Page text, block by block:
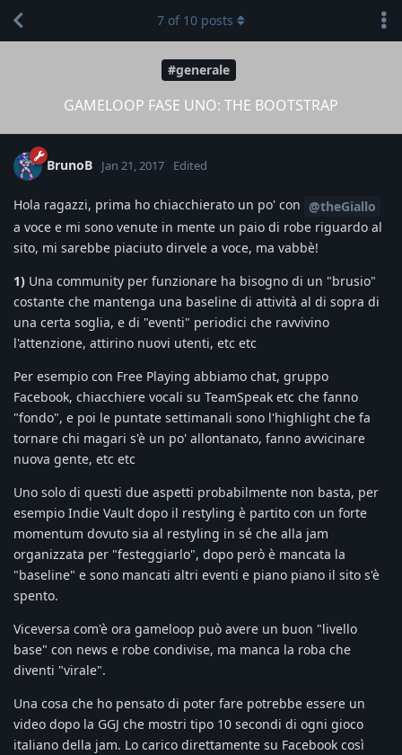
#generale
GAMELOOP FASE UNO: THE BOOTSTRAP
7 of 10 posts
BrunoB Jan 21, 2017 Edited
Hola ragazzi, prima ho chiacchierato un po' con @theGiallo
a voce e mi sono venute in mente un paio di robe riguardo al
sito, mi sarebbe piaciuto dirvele a voce, ma vabbè!
1) Una community per funzionare ha bisogno di un "brusio"
costante che mantenga una baseline di attività al di sopra di
una certa soglia, e di "eventi" periodici che ravvivino
l'attenzione, attirino nuovi utenti, etc etc
Per esempio con Free Playing abbiamo chat, gruppo
Facebook, chiacchiere vocali su TeamSpeak etc che fanno
"fondo", e poi le puntate settimanali sono l'highlight che fa
tornare chi magari s'è un po' allontanato, fanno avvicinare
nuova gente, etc etc
Uno solo di questi due aspetti probabilmente non basta, per
esempio Indie Vault dopo il restyling è partito con un forte
momentum dovuto sia al restyling in sé che alla jam
organizzata per "festeggiarlo", dopo però è mancata la
"baseline" e sono mancati altri eventi e piano piano il sito s'è
spento.
Viceversa com'è ora gameloop può avere un buon "livello
base" con news e robe condivise, ma manca la roba che
diventi "virale".
Una cosa che ho pensato di poter fare potrebbe essere un
video dopo la GGJ che mostri tipo 10 secondi di ogni gioco
italiano della jam. Lo carico direttamente su Facebook così